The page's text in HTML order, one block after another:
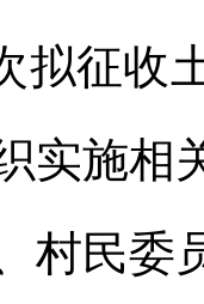
拟征
实施相
村民委